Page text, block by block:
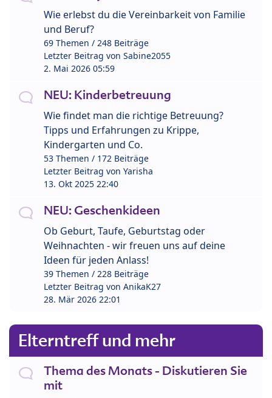
Wie erlebst du die Vereinbarkeit von Familie
und Beruf?
69 Themen / 248 Beiträge
Letzter Beitrag von Sabine2055
2. Mai 2026 05:59
NEU: Kinderbetreuung
Wie findet man die richtige Betreuung?
Tipps und Erfahrungen zu Krippe,
Kindergarten und Co.
53 Themen / 172 Beiträge
Letzter Beitrag von Yarisha
13. Okt 2025 22:40
NEU: Geschenkideen
Ob Geburt, Taufe, Geburtstag oder
Weihnachten - wir freuen uns auf deine
Ideen für jeden Anlass!
39 Themen / 228 Beiträge
Letzter Beitrag von AnikaK27
28. Mär 2026 22:01
Elterntreff und mehr
Thema des Monats - Diskutieren Sie
mit